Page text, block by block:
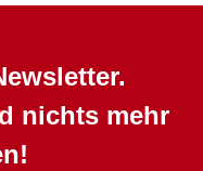
nichts mehr